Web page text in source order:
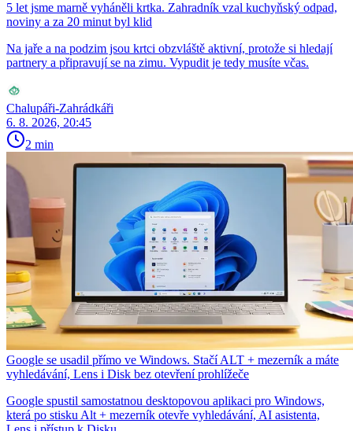
5 let jsme marně vyháněli krtka. Zahradník vzal kuchyňský odpad,
noviny a za 20 minut byl klid
Na jaře a na podzim jsou krtci obzvláště aktivní, protože si hledají
partnery a připravují se na zimu. Vypudit je tedy musíte včas.
Chalupáři-Zahrádkáři
6. 8. 2026, 20:45
2 min
Google se usadil přímo ve Windows. Stačí ALT + mezerník a máte
vyhledávání, Lens i Disk bez otevření prohlížeče
Google spustil samostatnou desktopovou aplikaci pro Windows,
která po stisku Alt + mezerník otevře vyhledávání, AI asistenta,